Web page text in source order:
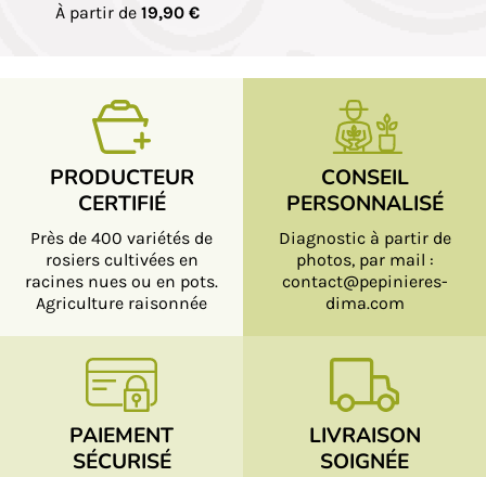
À partir de 19,90 €
PRODUCTEUR
CERTIFIÉ
Près de 400 variétés de
rosiers cultivées en
racines nues ou en pots.
Agriculture raisonnée
CONSEIL
PERSONNALISÉ
Diagnostic à partir de
photos, par mail :
contact@pepinieres-
dima.com
PAIEMENT
SÉCURISÉ
LIVRAISON
SOIGNÉE